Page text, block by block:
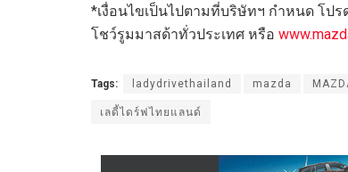
*เงื่อนไขเป็นไปตามที่บริษัทฯ กำหนด โปร
โชว์รูมมาสด้าทั่วประเทศ หรือ
Tags: ladydrivethailand mazda
เลดี้ไดร์ฟไทยแลนด์